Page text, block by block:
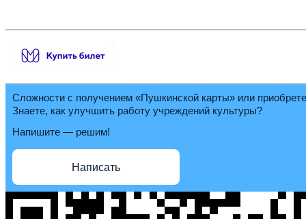
Сложности с получением «Пушкинской карты» или
Знаете, как улучшить работу учреждений культуры?
Напишите — решим!
Написать